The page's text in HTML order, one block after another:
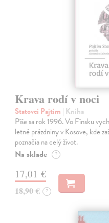
Krava rodí v noci
Statovci Pajtim | Kniha
Píše sa rok 1996. Vo Fínsku
letné prázdniny v Kosove, kde
poznačia na celý život.
Na sklade ?
17,01 €
18,90 € ?